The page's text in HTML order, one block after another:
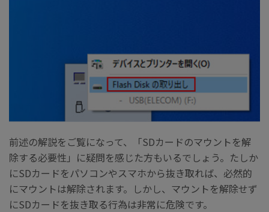
前述の解説をご覧になって、「SDカードのマウントを解
除する必要性」に疑問を感じた方もいるでしょう。たしか
にSDカードをパソコンやスマホから抜き取れば、必然的
にマウントは解除されます。しかし、マウントを解除せず
にSDカードを抜き取る行為は非常に危険です。